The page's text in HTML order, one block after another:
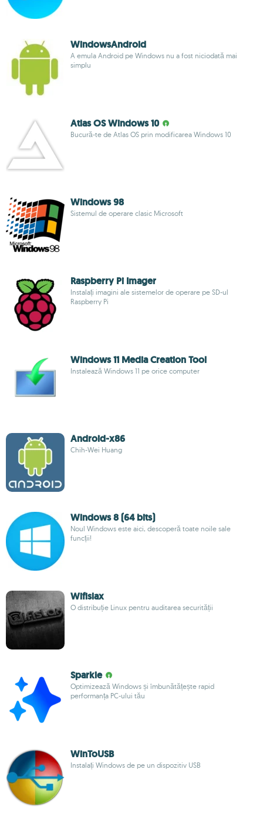
WindowsAndroid
A emula Android pe Windows nu a fost niciodată mai
simplu
Atlas OS Windows 10
Bucură-te de Atlas OS prin modificarea Windows 10
Windows 98
Sistemul de operare clasic Microsoft
Raspberry Pi Imager
Instalați imagini ale sistemelor de operare pe SD-ul
Raspberry Pi
Windows 11 Media Creation Tool
Instalează Windows 11 pe orice computer
Android-x86
Chih-Wei Huang
Windows 8 (64 bits)
Noul Windows este aici, descoperă toate noile sale
funcții!
Wifislax
O distribuție Linux pentru auditarea securității
Sparkle
Optimizează Windows și îmbunătățește rapid
performanța PC-ului tău
WinToUSB
Instalați Windows de pe un dispozitiv USB